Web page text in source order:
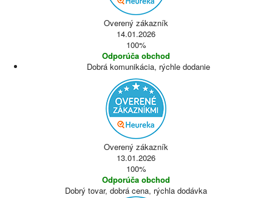
Overený zákazník
14.01.2026
100%
Odporúča obchod
Dobrá komunikácia, rýchle dodanie
Overený zákazník
13.01.2026
100%
Odporúča obchod
Dobrý tovar, dobrá cena, rýchla dodávka